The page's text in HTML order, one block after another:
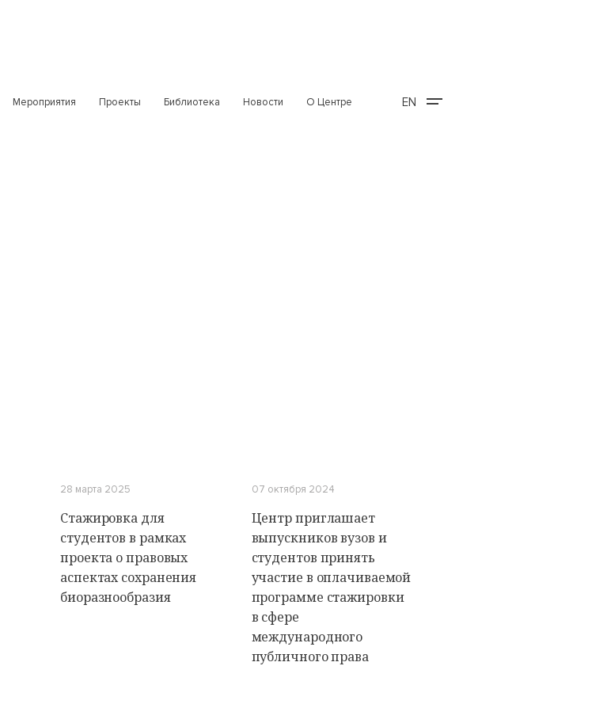
Мероприятия Проекты Библиотека Новости О Центре EN
28 марта 2025
Стажировка для
студентов в рамках
проекта о правовых
аспектах сохранения
биоразнообразия
07 октября 2024
Центр приглашает
выпускников вузов и
студентов принять
участие в оплачиваемой
программе стажировки
в сфере
международного
публичного права